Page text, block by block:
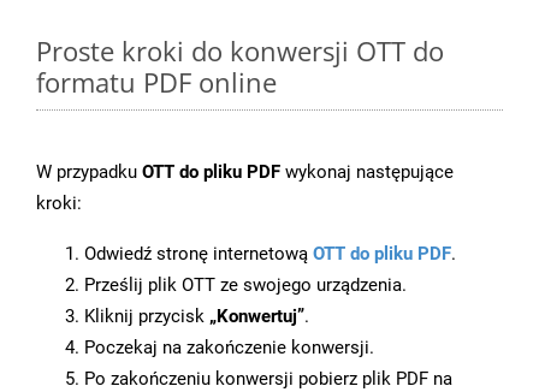
Proste kroki do konwersji OTT do
formatu PDF online
W przypadku OTT do pliku PDF wykonaj następujące
kroki:
Odwiedź stronę internetową OTT do pliku PDF.
Prześlij plik OTT ze swojego urządzenia.
Kliknij przycisk „Konwertuj”.
Poczekaj na zakończenie konwersji.
Po zakończeniu konwersji pobierz plik PDF na